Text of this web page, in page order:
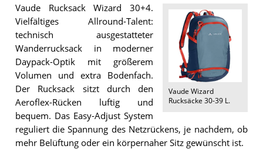
Vaude Wizard
Rucksäcke 30-39 L.
Vaude Rucksack Wizard 30+4.
Vielfältiges Allround-Talent:
technisch ausgestatteter
Wanderrucksack in moderner
Daypack-Optik mit größerem
Volumen und extra Bodenfach.
Der Rucksack sitzt durch den
Aeroflex-Rücken luftig und
bequem. Das Easy-Adjust System
reguliert die Spannung des Netzrückens, je nachdem, ob
mehr Belüftung oder ein körpernaher Sitz gewünscht ist.